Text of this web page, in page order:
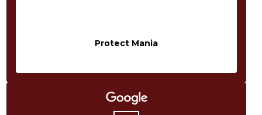
Protect Mania